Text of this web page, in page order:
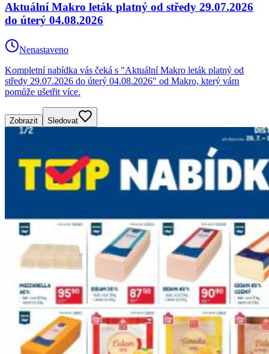
Aktuální Makro leták platný od středy 29.07.2026
do úterý 04.08.2026
Nenastaveno
Kompletní nabídka vás čeká s "Aktuální Makro leták platný od
středy 29.07.2026 do úterý 04.08.2026" od Makro, který vám
pomůže ušetřit více.
Zobrazit Sledovat